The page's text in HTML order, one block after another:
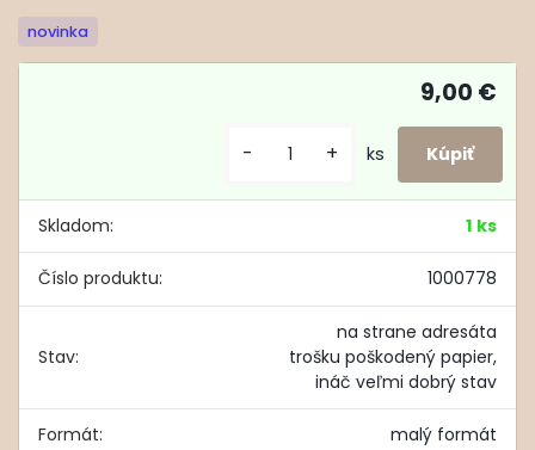
novinka
Skladom: 1 ks
Číslo produktu: 1000778
Stav:
na strane adresáta
trošku poškodený papier,
ináč veľmi dobrý stav
Formát: malý formát
9,00 €
- + ks